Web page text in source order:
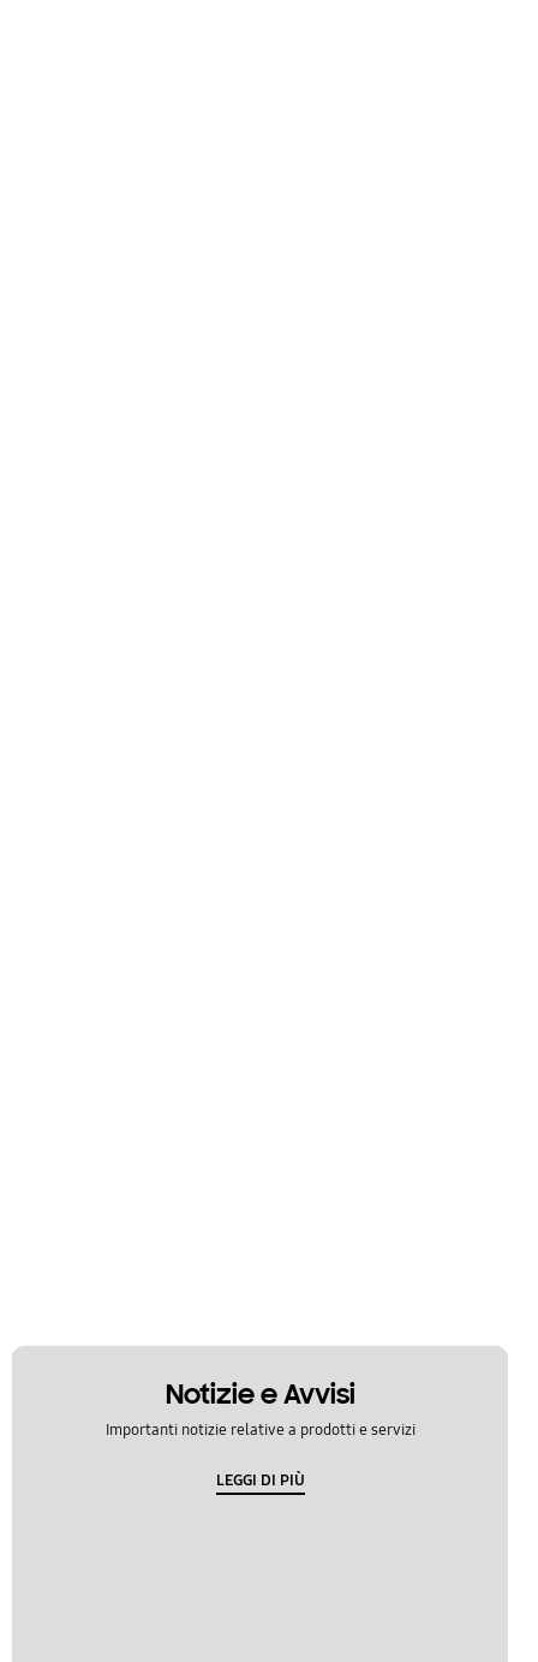
Notizie e Avvisi
Importanti notizie relative a prodotti e servizi
LEGGI DI PIÙ